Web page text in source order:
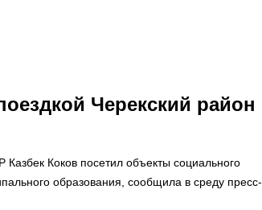
Черекский район
Коков посетил объекты социального
образования, сообщила в среду пресс-